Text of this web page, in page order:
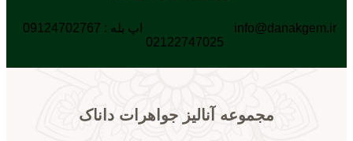
info@danakgem.ir
اپ بله : 09124702767
02122747025
مجموعه آنالیز جواهرات داناک